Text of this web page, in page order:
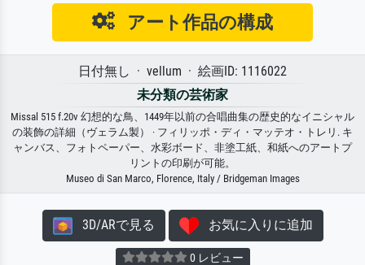
アート作品の構成
日付無し · vellum · 絵画ID: 1116022
未分類の芸術家
Missal 515 f.20v 幻想的な鳥、1449年以前の合唱曲集の歴史的なイニシャル
の装飾の詳細（ヴェラム製） · フィリッポ・ディ・マッテオ・トレリ. キ
ャンバス、フォトペーパー、水彩ボード、非塗工紙、和紙へのアートプ
リントの印刷が可能。
Museo di San Marco, Florence, Italy / Bridgeman Images
3D/ARで見る お気に入りに追加
0 レビュー